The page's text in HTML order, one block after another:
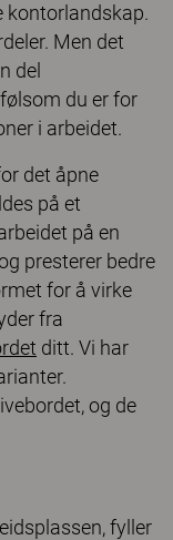
kontorlandskap.
Men det
del
du er for
i arbeidet.
det åpne
på et
på en
presterer bedre
for å virke
fra
ditt. Vi har
og de
fyller